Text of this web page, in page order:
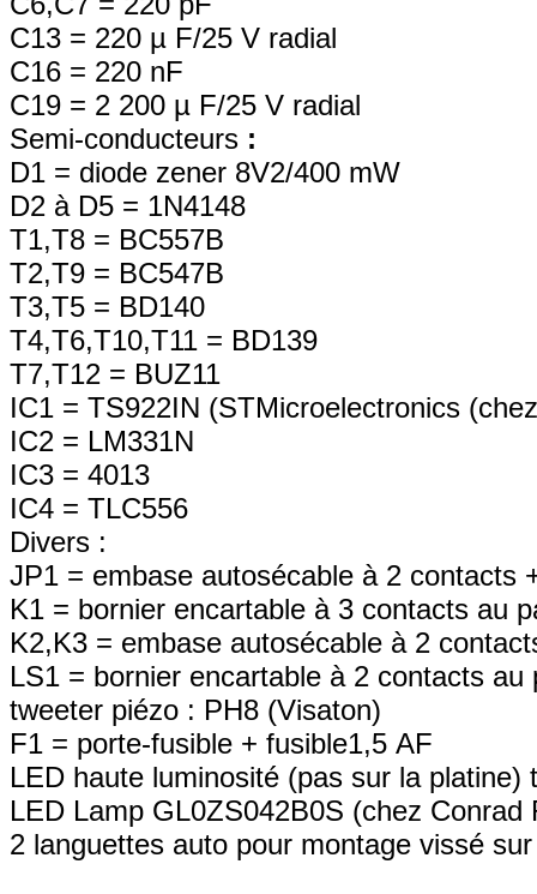
C13 = 220 µ F/25 V radial
C16 = 220 nF
C19 = 2 200 µ F/25 V radial
Semi-conducteurs :
D1 = diode zener 8V2/400 mW
D2 à D5 = 1N4148
T1,T8 = BC557B
T2,T9 = BC547B
T3,T5 = BD140
T4,T6,T10,T11 = BD139
T7,T12 = BUZ11
IC1 = TS922IN (STMicroelectronics
IC2 = LM331N
IC3 = 4013
IC4 = TLC556
Divers :
JP1 = embase autosécable à 2 contacts
K1 = bornier encartable à 3 contacts au
K2,K3 = embase autosécable à 2
LS1 = bornier encartable à 2 contacts au
tweeter piézo : PH8 (Visaton)
F1 = porte-fusible + fusible1,5 AF
LED haute luminosité (pas sur la
LED Lamp GL0ZS042B0S (chez Conrad
2 languettes auto pour montage vissé